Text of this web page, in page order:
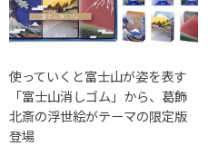
使っていくと富士山が姿を表す
「富士山消しゴム」から、葛飾
北斎の浮世絵がテーマの限定版
登場